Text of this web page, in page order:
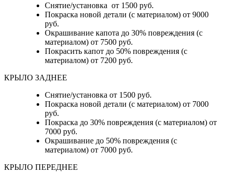
Снятие/установка от 1500 руб.
Покраска новой детали (с материалом) от 9000
руб.
Окрашивание капота до 30% повреждения (с
материалом) от 7500 руб.
Покрасить капот до 50% повреждения (с
материалом) от 7200 руб.
КРЫЛО ЗАДНЕЕ
Снятие/установка от 1500 руб.
Покраска новой детали (с материалом) от 7000
руб.
Покраска до 30% повреждения (с материалом) от
7000 руб.
Окрашивание до 50% повреждения (с
материалом) от 7000 руб.
КРЫЛО ПЕРЕДНЕЕ